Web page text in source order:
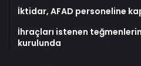
İktidar, AFAD personeline
İhraçları istenen
kurulunda